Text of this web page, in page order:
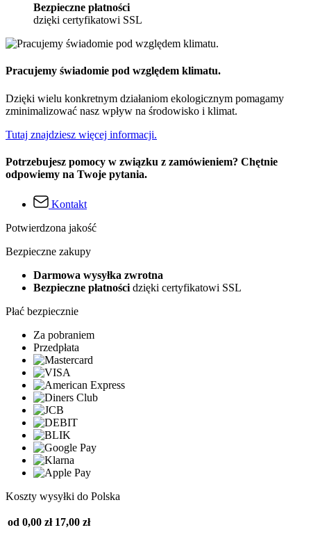
Bezpieczne płatności
dzięki certyfikatowi SSL
Pracujemy świadomie pod względem klimatu.
Dzięki wielu konkretnym działaniom ekologicznym pomagamy
zminimalizować nasz wpływ na środowisko i klimat.
Tutaj znajdziesz więcej informacji.
Potrzebujesz pomocy w związku z zamówieniem? Chętnie
odpowiemy na Twoje pytania.
Kontakt
Potwierdzona jakość
Bezpieczne zakupy
Darmowa wysyłka zwrotna
Bezpieczne płatności dzięki certyfikatowi SSL
Płać bezpiecznie
Za pobraniem
Przedpłata
Koszty wysyłki do Polska
od 0,00 zł 17,00 zł